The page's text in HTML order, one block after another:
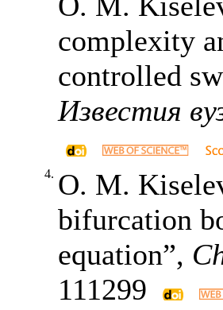
complexity
controlled
Известия
4. O. M.
bifurcation
equation”,
111299